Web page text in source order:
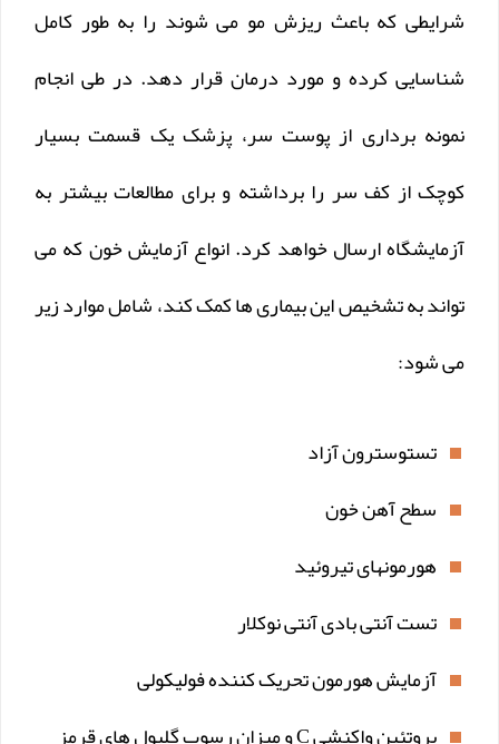
شرایطی که باعث ریزش مو می شوند را به طور کامل
شناسایی کرده و مورد درمان قرار دهد. در طی انجام
نمونه برداری از پوست سر، پزشک یک قسمت بسیار
کوچک از کف سر را برداشته و برای مطالعات بیشتر به
آزمایشگاه ارسال خواهد کرد. انواع آزمایش خون که می
تواند به تشخیص این بیماری ها کمک کند، شامل موارد زیر
می شود:
تستوسترون آزاد
سطح آهن خون
هورمونهای تیروئید
تست آنتی بادی آنتی نوکلار
آزمایش هورمون تحریک کننده فولیکولی